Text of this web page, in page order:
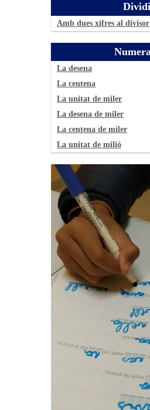
Amb dues xifres al divisor
La desena
La centena
La unitat de miler
La desena de miler
La centena de miler
La unitat de milió